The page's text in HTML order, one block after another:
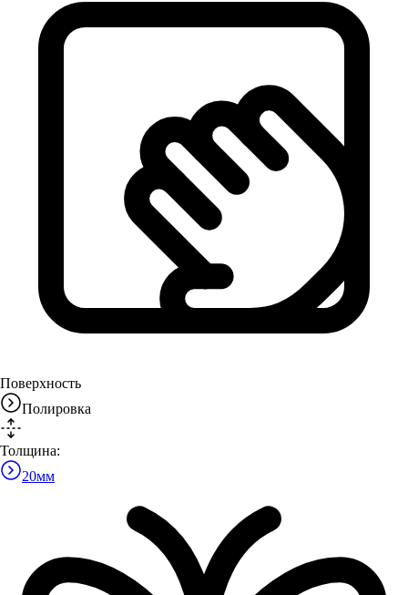
Поверхность
Полировка
Толщина:
20мм